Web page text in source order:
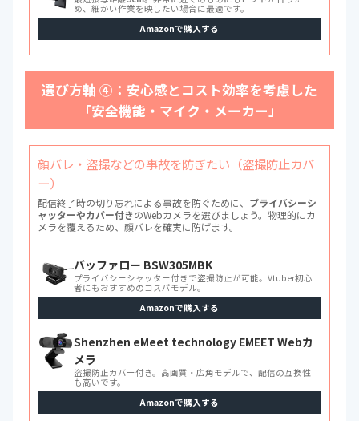
め、細かい作業を映したい場合に最適です。
Amazonで購入する
選び方軸 ④：安心感とコスト効率を考慮した
「安全機能・マイク・メーカー」
顔バレ・盗撮などの事故を防ぎたい（盗撮防止カバ
ー）
配信終了時の切り忘れによる事故を防ぐために、 プライバシーシ
ャッターやカバー付きのWebカメラを選びましょう。物理的にカ
メラを覆えるため、顔バレを確実に防げます。
バッファロー BSW305MBK
プライバシーシャッター付きで盗撮防止が可能。Vtuber初心
者にもおすすめのコスパモデル。
Amazonで購入する
Shenzhen eMeet technology EMEET Webカ
メラ
盗撮防止カバー付き。高画質・広角モデルで、配信の互換性
も高いです。
Amazonで購入する